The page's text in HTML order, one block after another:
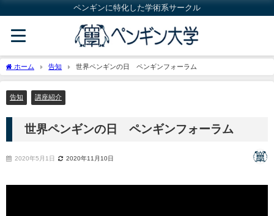
ペンギンに特化した学術系サークル
ホーム 告知 世界ペンギンの日 ペンギンフォーラム
告知 講座紹介
世界ペンギンの日 ペンギンフォーラム
2020年5月1日 2020年11月10日